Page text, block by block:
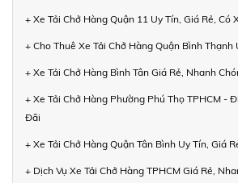
+ Xe Tải Chở Hàng Quận 11 Uy Tín, Giá Rẻ, Có
+ Cho Thuê Xe Tải Chở Hàng Quận Bình Thạnh
+ Xe Tải Chở Hàng Bình Tân Giá Rẻ, Nhanh
+ Xe Tải Chở Hàng Phường Phú Thọ TPHCM -
Đãi
+ Xe Tải Chở Hàng Quận Tân Bình Uy Tín, Giá
+ Dịch Vụ Xe Tải Chở Hàng TPHCM Giá Rẻ,